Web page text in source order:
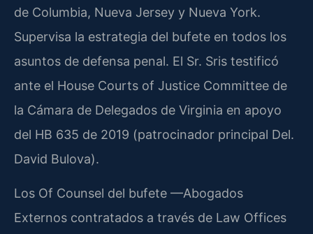
de Columbia, Nueva Jersey y Nueva York.
Supervisa la estrategia del bufete en todos los
asuntos de defensa penal. El Sr. Sris testificó
ante el House Courts of Justice Committee de
la Cámara de Delegados de Virginia en apoyo
del HB 635 de 2019 (patrocinador principal Del.
David Bulova).
Los Of Counsel del bufete —Abogados
Externos contratados a través de Law Offices